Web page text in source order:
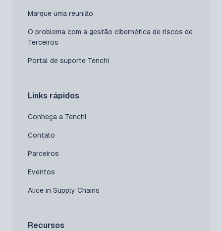
Marque uma reunião
O problema com a gestão cibernética de riscos de
Terceiros
Portal de suporte Tenchi
Links rápidos
Conheça a Tenchi
Contato
Parceiros
Eventos
Alice in Supply Chains
Recursos